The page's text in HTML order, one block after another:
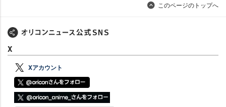
このページのトップへ
X
Xアカウント